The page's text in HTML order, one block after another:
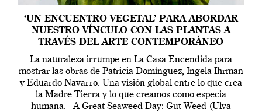
‘UN ENCUENTRO VEGETAL’ PARA ABORDAR
NUESTRO VÍNCULO CON LAS PLANTAS A
TRAVÉS DEL ARTE CONTEMPORÁNEO
La naturaleza irrumpe en La Casa Encendida para
mostrar las obras de Patricia Domínguez, Ingela Ihrman
y Eduardo Navarro. Una visión global entre lo que crea
la Madre Tierra y lo que creamos como especia
humana. A Great Seaweed Day: Gut Weed (Ulva